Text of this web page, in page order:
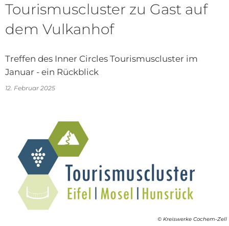
Tourismuscluster zu Gast auf
dem Vulkanhof
Treffen des Inner Circles Tourismuscluster im
Januar - ein Rückblick
12. Februar 2025
© Kreiswerke Cochem-Zell